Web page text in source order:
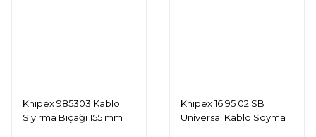
Knipex 985303 Kablo
Sıyırma Bıçağı 155 mm
Knipex 16 95 02 SB
Universal Kablo Soyma